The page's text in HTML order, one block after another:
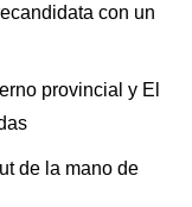
con un
provincial y El
de la mano de